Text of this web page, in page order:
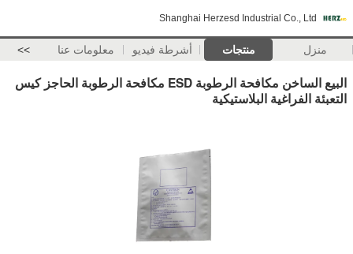
Shanghai Herzesd Industrial Co., Ltd
منزل منتجات أشرطة فيديو معلومات عنا >>
البيع الساخن مكافحة الرطوبة ESD مكافحة الرطوبة الحاجز كيس
التعبئة الفراغية البلاستيكية